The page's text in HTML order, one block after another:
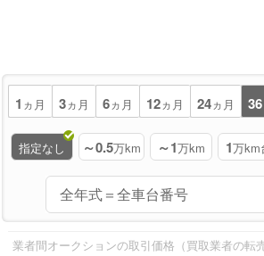
1 ヵ月 3ヵ月 6ヵ月 12ヵ月 24ヵ月 36
指定なし ～0.5万km ～1万km 1万km
業者間オークションの取引価格（買取業者の転